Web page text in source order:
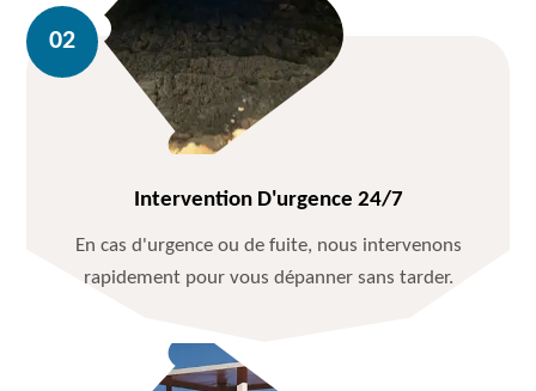
Intervention D'urgence 24/7
En cas d'urgence ou de fuite, nous intervenons
rapidement pour vous dépanner sans tarder.